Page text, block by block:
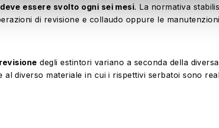
essere svolto ogni sei mesi. La normativa
di revisione e collaudo oppure le
revisione degli estintori variano a seconda della
al diverso materiale in cui i rispettivi serbatoi sono